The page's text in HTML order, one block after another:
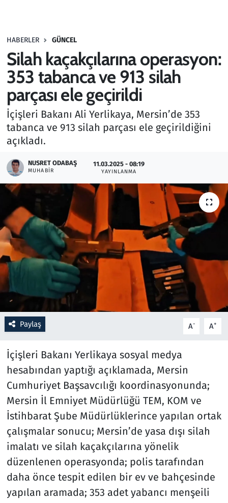
HABERLER GÜNCEL
Silah kaçakçılarına operasyon:
353 tabanca ve 913 silah
parçası ele geçirildi
İçişleri Bakanı Ali Yerlikaya, Mersin’de 353
tabanca ve 913 silah parçası ele geçirildiğini
açıkladı.
NUSRET ODABAŞ
MUHABIR
11.03.2025 - 08:19
YAYINLANMA
Paylaş A- A+
İçişleri Bakanı Yerlikaya sosyal medya
hesabından yaptığı açıklamada, Mersin
Cumhuriyet Başsavcılığı koordinasyonunda;
Mersin İl Emniyet Müdürlüğü TEM, KOM ve
İstihbarat Şube Müdürlüklerince yapılan ortak
çalışmalar sonucu; Mersin’de yasa dışı silah
imalatı ve silah kaçakçılarına yönelik
düzenlenen operasyonda; polis tarafından
daha önce tespit edilen bir ev ve bahçesinde
yapılan aramada; 353 adet yabancı menşeili
Haber
Kültür Sanat
Kurumsal Haberler
Lezzet Durağı
Memur ve Kamu
Otomobil
Oyun
Ramazan
Resmi İlanlar
Rüya Tabirleri
Savunma Sanayi
Seçim 2023
Spor
Teknoloji ve Bilim
Televizyon